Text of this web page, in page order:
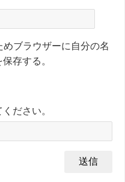
ブラウザーに自分の名
存する。
ださい。